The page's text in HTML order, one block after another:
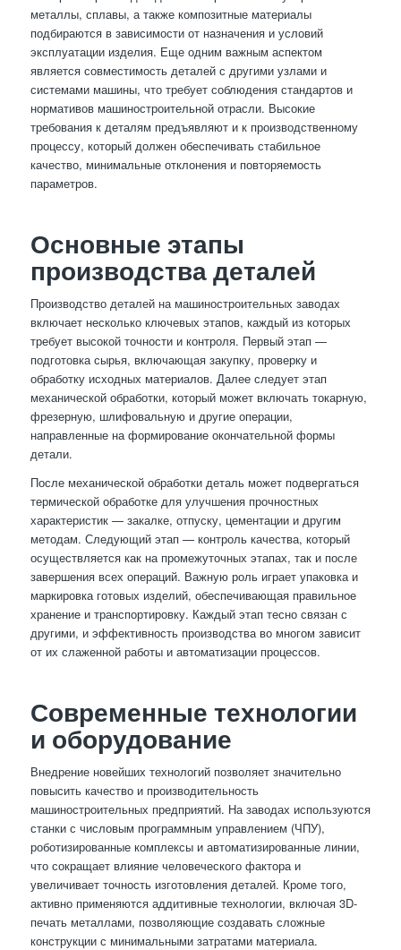
металлы, сплавы, а также композитные материалы
подбираются в зависимости от назначения и условий
эксплуатации изделия. Еще одним важным аспектом
является совместимость деталей с другими узлами и
системами машины, что требует соблюдения стандартов и
нормативов машиностроительной отрасли. Высокие
требования к деталям предъявляют и к производственному
процессу, который должен обеспечивать стабильное
качество, минимальные отклонения и повторяемость
параметров.
Основные этапы
производства деталей
Производство деталей на машиностроительных заводах
включает несколько ключевых этапов, каждый из которых
требует высокой точности и контроля. Первый этап —
подготовка сырья, включающая закупку, проверку и
обработку исходных материалов. Далее следует этап
механической обработки, который может включать токарную,
фрезерную, шлифовальную и другие операции,
направленные на формирование окончательной формы
детали.
После механической обработки деталь может подвергаться
термической обработке для улучшения прочностных
характеристик — закалке, отпуску, цементации и другим
методам. Следующий этап — контроль качества, который
осуществляется как на промежуточных этапах, так и после
завершения всех операций. Важную роль играет упаковка и
маркировка готовых изделий, обеспечивающая правильное
хранение и транспортировку. Каждый этап тесно связан с
другими, и эффективность производства во многом зависит
от их слаженной работы и автоматизации процессов.
Современные технологии
и оборудование
Внедрение новейших технологий позволяет значительно
повысить качество и производительность
машиностроительных предприятий. На заводах используются
станки с числовым программным управлением (ЧПУ),
роботизированные комплексы и автоматизированные линии,
что сокращает влияние человеческого фактора и
увеличивает точность изготовления деталей. Кроме того,
активно применяются аддитивные технологии, включая 3D-
печать металлами, позволяющие создавать сложные
конструкции с минимальными затратами материала.